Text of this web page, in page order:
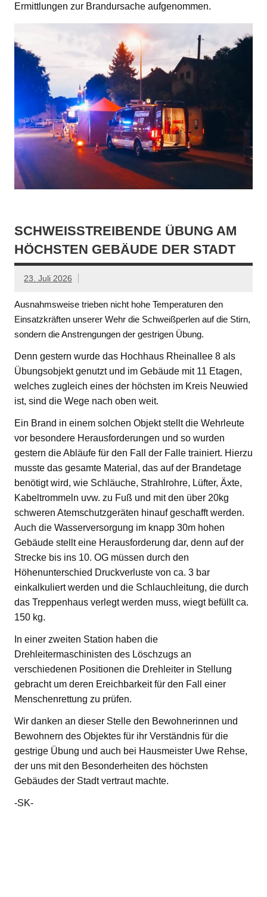
Ermittlungen zur Brandursache aufgenommen.
SCHWEISSTREIBENDE ÜBUNG AM H
ÖCHSTEN GEBÄUDE DER STADT
23. Juli 2026
Ausnahmsweise trieben nicht hohe Temperaturen den
Einsatzkräften unserer Wehr die Schweißperlen auf die Stirn,
sondern die Anstrengungen der gestrigen Übung.
Denn gestern wurde das Hochhaus Rheinallee 8 als
Übungsobjekt genutzt und im Gebäude mit 11 Etagen,
welches zugleich eines der höchsten im Kreis Neuwied
ist, sind die Wege nach oben weit.
Ein Brand in einem solchen Objekt stellt die Wehrleute
vor besondere Herausforderungen und so wurden
gestern die Abläufe für den Fall der Falle trainiert. Hierzu
musste das gesamte Material, das auf der Brandetage
benötigt wird, wie Schläuche, Strahlrohre, Lüfter, Äxte,
Kabeltrommeln uvw. zu Fuß und mit den über 20kg
schweren Atemschutzgeräten hinauf geschafft werden.
Auch die Wasserversorgung im knapp 30m hohen
Gebäude stellt eine Herausforderung dar, denn auf der
Strecke bis ins 10. OG müssen durch den
Höhenunterschied Druckverluste von ca. 3 bar
einkalkuliert werden und die Schlauchleitung, die durch
das Treppenhaus verlegt werden muss, wiegt befüllt ca.
150 kg.
In einer zweiten Station haben die
Drehleitermaschinisten des Löschzugs an
verschiedenen Positionen die Drehleiter in Stellung
gebracht um deren Ereichbarkeit für den Fall einer
Menschenrettung zu prüfen.
Wir danken an dieser Stelle den Bewohnerinnen und
Bewohnern des Objektes für ihr Verständnis für die
gestrige Übung und auch bei Hausmeister Uwe Rehse,
der uns mit den Besonderheiten des höchsten
Gebäudes der Stadt vertraut machte.
-SK-